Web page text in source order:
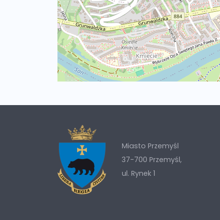
Miasto Przemyśl
37-700 Przemyśl,
ul. Rynek 1